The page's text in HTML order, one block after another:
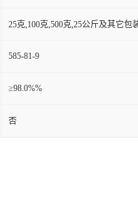
25克,100克,500克,25公斤及其它包
585-81-9
≥98.0%%
否